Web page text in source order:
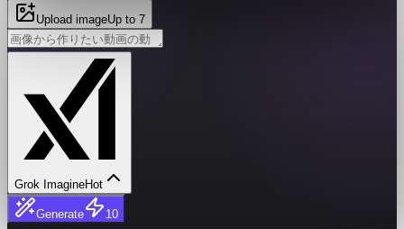
Upload imageUp to 7
Grok ImagineHot
Generate 10